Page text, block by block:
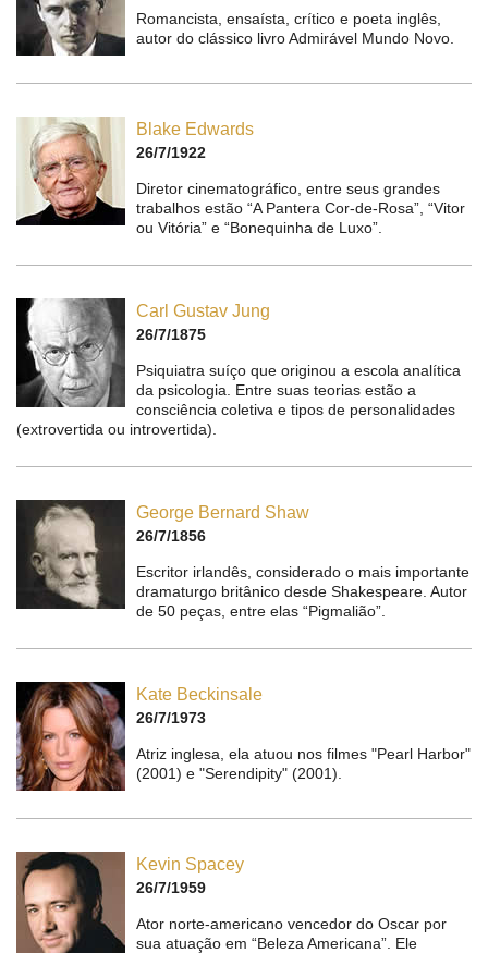
Romancista, ensaísta, crítico e poeta inglês,
autor do clássico livro Admirável Mundo Novo.
Blake Edwards
26/7/1922
Diretor cinematográfico, entre seus grandes
trabalhos estão “A Pantera Cor-de-Rosa”, “Vitor
ou Vitória” e “Bonequinha de Luxo”.
Carl Gustav Jung
26/7/1875
Psiquiatra suíço que originou a escola analítica
da psicologia. Entre suas teorias estão a
consciência coletiva e tipos de personalidades
(extrovertida ou introvertida).
George Bernard Shaw
26/7/1856
Escritor irlandês, considerado o mais importante
dramaturgo britânico desde Shakespeare. Autor
de 50 peças, entre elas “Pigmalião”.
Kate Beckinsale
26/7/1973
Atriz inglesa, ela atuou nos filmes "Pearl Harbor"
(2001) e "Serendipity" (2001).
Kevin Spacey
26/7/1959
Ator norte-americano vencedor do Oscar por
sua atuação em “Beleza Americana”. Ele